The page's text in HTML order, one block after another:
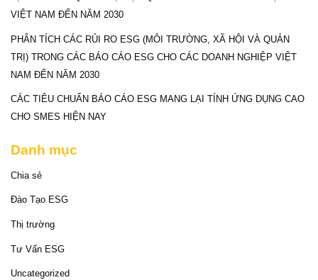
VIỆT NAM ĐẾN NĂM 2030
PHÂN TÍCH CÁC RỦI RO ESG (MÔI TRƯỜNG, XÃ HỘI VÀ QUẢN
TRỊ) TRONG CÁC BÁO CÁO ESG CHO CÁC DOANH NGHIỆP VIỆT
NAM ĐẾN NĂM 2030
CÁC TIÊU CHUẨN BÁO CÁO ESG MANG LẠI TÍNH ỨNG DỤNG CAO
CHO SMES HIỆN NAY
Danh mục
Chia sẻ
Đào Tạo ESG
Thị trường
Tư Vấn ESG
Uncategorized